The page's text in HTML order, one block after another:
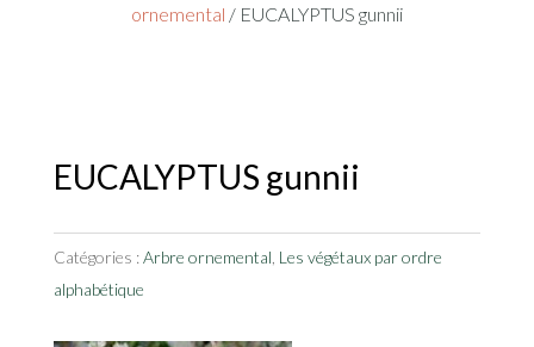
ornemental / EUCALYPTUS gunnii
EUCALYPTUS gunnii
Catégories :Arbre ornemental Les végétaux par ordre
alphabétique